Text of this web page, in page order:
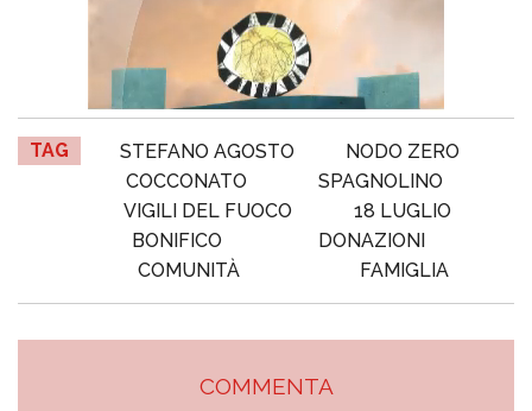
TAG STEFANO AGOSTO
NODO ZERO
COCCONATO
SPAGNOLINO
VIGILI DEL FUOCO
18 LUGLIO
BONIFICO
DONAZIONI
COMUNITÀ
FAMIGLIA
COMMENTA